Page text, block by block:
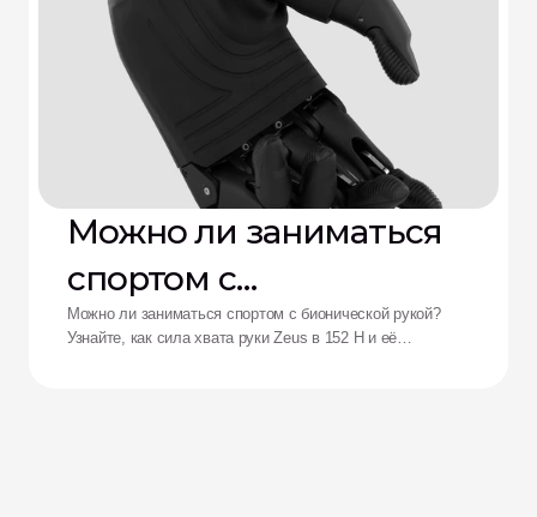
Можно ли заниматься
спортом с
бионической рукой?
Можно ли заниматься спортом с бионической рукой?
Узнайте, как сила хвата руки Zeus в 152 Н и её